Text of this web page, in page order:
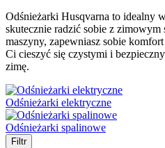
Odśnieżarki Husqvarna to idealny
skutecznie radzić sobie z
maszyny, zapewniasz sobie
Ci cieszyć się czystymi i
zimę.
Odśnieżarki elektryczne
Odśnieżarki spalinowe
Filtr